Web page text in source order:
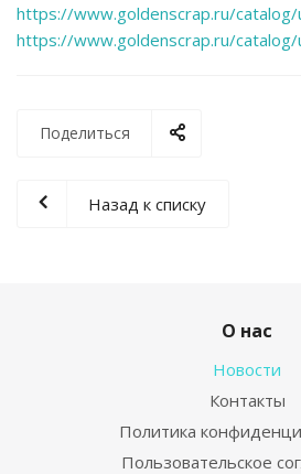
https://www.goldenscrap.ru/
https://www.goldenscrap.ru/
Поделиться
Назад к списку
О нас
Новости
Контакты
Политика
Пользовательское